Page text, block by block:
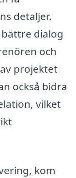
detaljer.
dialog
och
projektet
också bidra
vilket
kom